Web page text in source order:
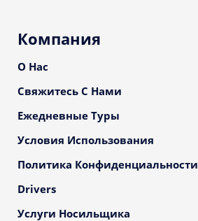
Компания
О Нас
Свяжитесь С Нами
Ежедневные Туры
Условия Использования
Политика Конфиденциальности
Drivers
Услуги Носильщика